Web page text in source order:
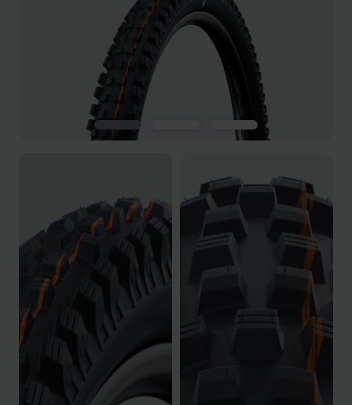
RECYCLING
UNPLATTBAR
GRÖSSENBEZEICHNUNG
AEROTHAN